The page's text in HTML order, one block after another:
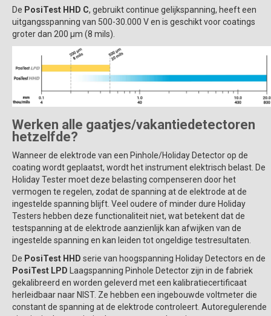
De PosiTest HHD C, gebruikt continue gelijkspanning, heeft een
uitgangsspanning van 500-30.000 V en is geschikt voor coatings
groter dan 200 µm (8 mils).
Werken alle gaatjes/vakantiedetectoren
hetzelfde?
Wanneer de elektrode van een Pinhole/Holiday Detector op de
coating wordt geplaatst, wordt het instrument elektrisch belast. De
Holiday Tester moet deze belasting compenseren door het
vermogen te regelen, zodat de spanning at de elektrode at de
ingestelde spanning blijft. Veel oudere of minder dure Holiday
Testers hebben deze functionaliteit niet, wat betekent dat de
testspanning at de elektrode aanzienlijk kan afwijken van de
ingestelde spanning en kan leiden tot ongeldige testresultaten.
De PosiTest HHD serie van hoogspanning Holiday Detectors en de
PosiTest LPD Laagspanning Pinhole Detector zijn in de fabriek
gekalibreerd en worden geleverd met een kalibratiecertificaat
herleidbaar naar NIST. Ze hebben een ingebouwde voltmeter die
constant de spanning at de elektrode controleert. Autoregulerende